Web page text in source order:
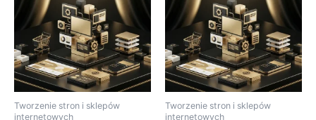
Tworzenie stron i sklepów
internetowych
Tworzenie stron i sklepów
internetowych